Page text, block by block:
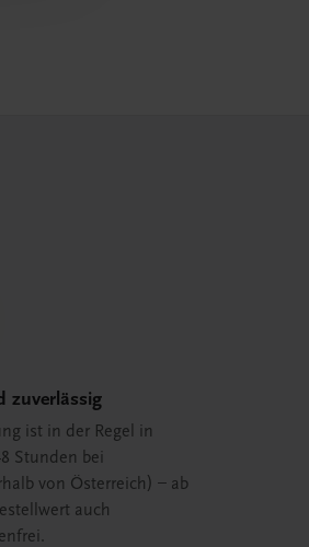
zuverlässig
ist in der Regel in
Stunden bei
von Österreich) – ab
auch